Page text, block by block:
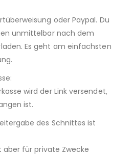
oder Paypal. Du
unmittelbar nach dem
Es geht am einfachsten
wird der Link versendet,
ist.
des Schnittes ist
für private Zwecke